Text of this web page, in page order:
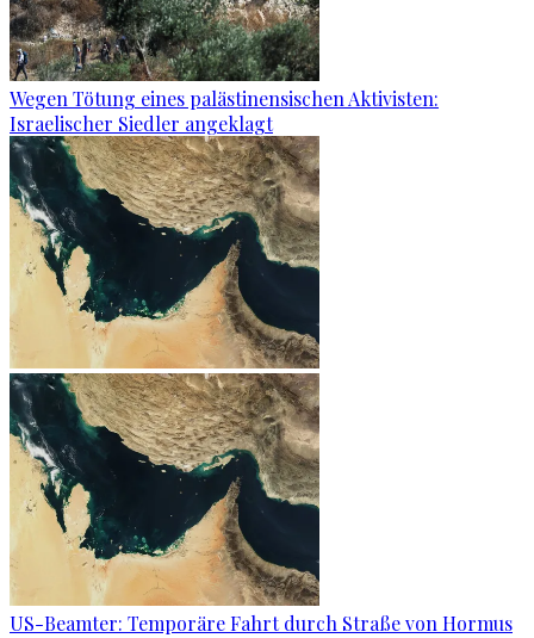
Wegen Tötung eines palästinensischen Aktivisten:
Israelischer Siedler angeklagt
US-Beamter: Temporäre Fahrt durch Straße von Hormus